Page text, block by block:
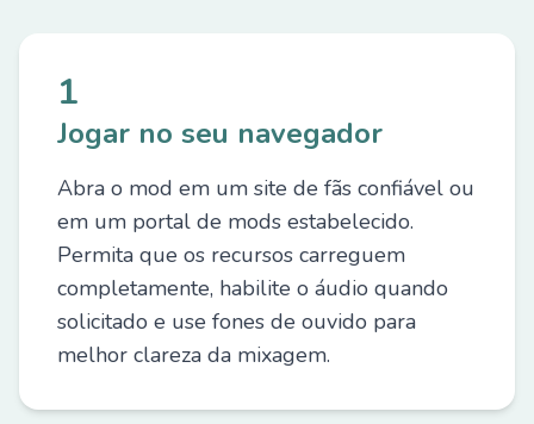
1
Jogar no seu navegador
Abra o mod em um site de fãs confiável ou
em um portal de mods estabelecido.
Permita que os recursos carreguem
completamente, habilite o áudio quando
solicitado e use fones de ouvido para
melhor clareza da mixagem.